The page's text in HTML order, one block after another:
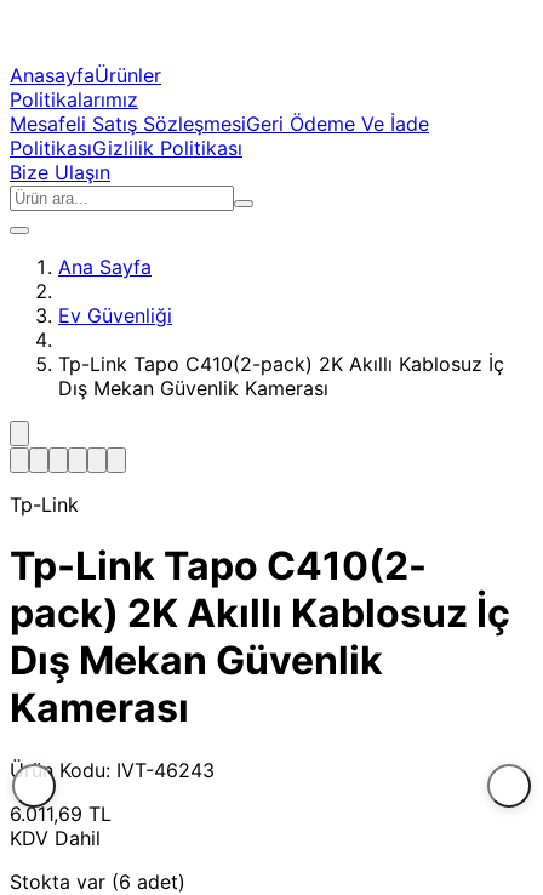
AnasayfaÜrünler
Politikalarımız
Mesafeli Satış SözleşmesiGeri Ödeme Ve İade
PolitikasıGizlilik Politikası
Bize Ulaşın
Ana Sayfa
Ev Güvenliği
Tp-Link Tapo C410(2-pack) 2K Akıllı Kablosuz İç
Dış Mekan Güvenlik Kamerası
Tp-Link
Tp-Link Tapo C410(2-
pack) 2K Akıllı Kablosuz İç
Dış Mekan Güvenlik
Kamerası
Ürün Kodu: IVT-46243
6.011,69 TL
KDV Dahil
Stokta var (6 adet)